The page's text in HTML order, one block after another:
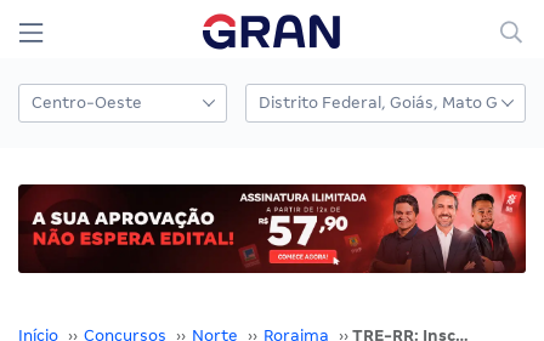
Início ›› Concursos ›› Norte ›› Roraima ›› TRE-RR: Inscrições terminam às 14h desta sexta! Nível médio e superior!